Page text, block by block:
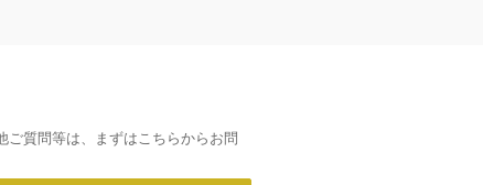
質問等は、まずはこちらからお問